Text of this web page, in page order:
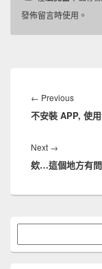
發佈留言時使用。
章
導
← PreviousPrevious
post:
不安裝 APP, 使
Next →
post:
欸…這個地方有
Primary
Widget
尋